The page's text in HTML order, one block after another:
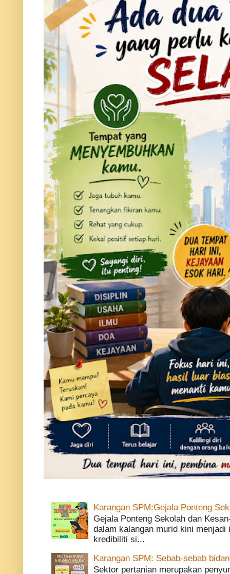
Karangan SPM:Gejala Ponteng
Gejala Ponteng Sekolah dan
dalam kalangan murid kini
kredibiliti si...
Karangan SPM: Sebab-sebab
Sektor pertanian merupakan